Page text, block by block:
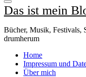
Das ist mein
Bücher, Musik, Festivals,
drumherum
Home
Impressum und
Über mich